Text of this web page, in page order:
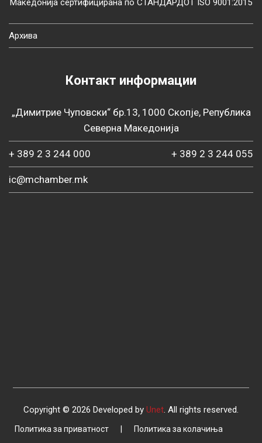
Архива
Контакт информации
„Димитрие Чуповски“ бр.13, 1000 Скопје, Република
Северна Македонија
+ 389 2 3 244 000 + 389 2 3 244 055
ic@mchamber.mk
Copyright © 2026 Developed by Unet . All rights reserved.
Политика за приватност | Политика за колачиња